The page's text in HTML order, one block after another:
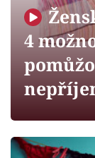
Sledujte
Filmový
Mámy
4